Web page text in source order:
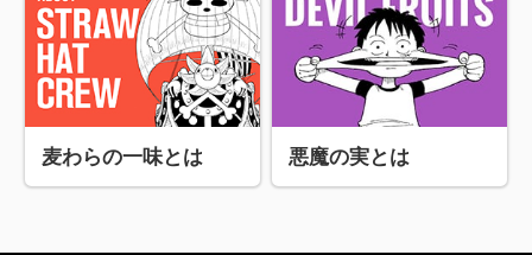
麦わらの一味とは 悪魔の実とは